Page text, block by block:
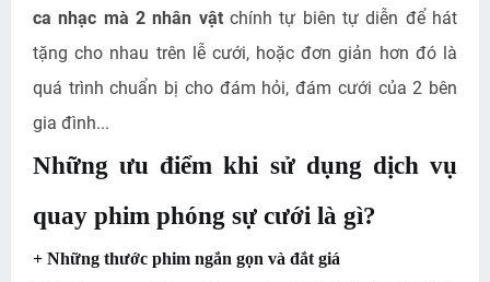
ca nhạc mà 2 nhân vật chính tự biên tự diễn để hát
tặng cho nhau trên lễ cưới, hoặc đơn giản hơn đó là
quá trình chuẩn bị cho đám hỏi, đám cưới của 2 bên
gia đình...
Những ưu điểm khi sử dụng dịch vụ
quay phim phóng sự cưới là gì?
+ Những thước phim ngắn gọn và đắt giá